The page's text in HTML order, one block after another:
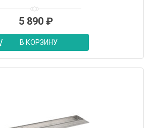
(AZT3TILE750)
5 890 ₽
В КОРЗИНУ